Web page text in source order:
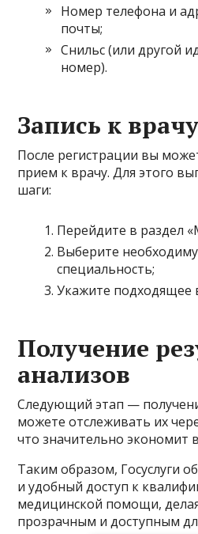
Номер телефона и
почты;
Снильс (или другой
номер).
Запись к врачу
После регистрации вы
прием к врачу. Для этого
шаги:
Перейдите в раздел
Выберите
специальность;
Укажите подходящее
Получение
анализов
Следующий этап —
можете отслеживать их
что значительно экономит
Таким образом, Госуслуги
и удобный доступ к
медицинской помощи,
прозрачным и доступным